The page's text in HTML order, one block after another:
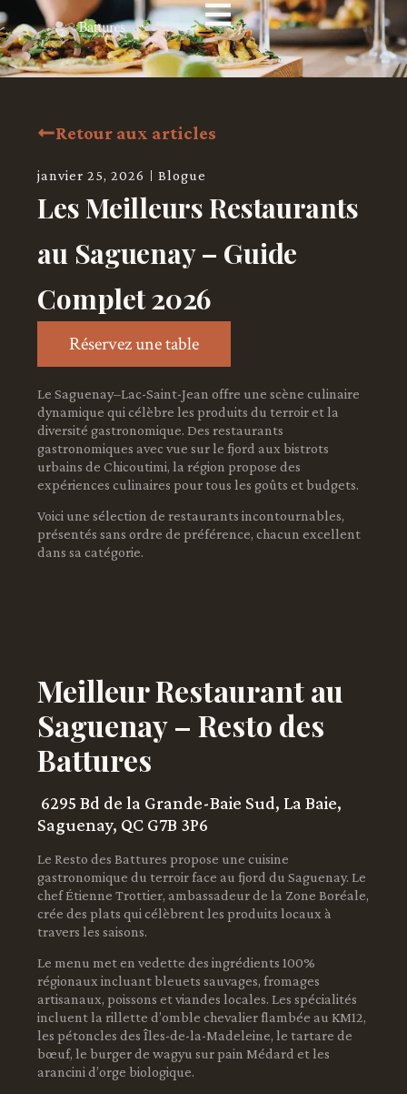
Retour aux articles
janvier 25, 2026 Blogue
Les Meilleurs Restaurants
au Saguenay – Guide
Complet 2026
Réservez une table
Le Saguenay–Lac-Saint-Jean offre une scène culinaire
dynamique qui célèbre les produits du terroir et la
diversité gastronomique. Des restaurants
gastronomiques avec vue sur le fjord aux bistrots
urbains de Chicoutimi, la région propose des
expériences culinaires pour tous les goûts et budgets.
Voici une sélection de restaurants incontournables,
présentés sans ordre de préférence, chacun excellent
dans sa catégorie.
Meilleur Restaurant au
Saguenay – Resto des
Battures
6295 Bd de la Grande-Baie Sud, La Baie,
Saguenay, QC G7B 3P6
Le Resto des Battures propose une cuisine
gastronomique du terroir face au fjord du Saguenay. Le
chef Étienne Trottier, ambassadeur de la Zone Boréale,
crée des plats qui célèbrent les produits locaux à
travers les saisons.
Le menu met en vedette des ingrédients 100%
régionaux incluant bleuets sauvages, fromages
artisanaux, poissons et viandes locales. Les spécialités
incluent la rillette d’omble chevalier flambée au KM12,
les pétoncles des Îles-de-la-Madeleine, le tartare de
bœuf, le burger de wagyu sur pain Médard et les
arancini d’orge biologique.